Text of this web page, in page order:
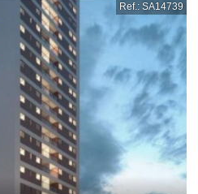
Ref.: SA14739